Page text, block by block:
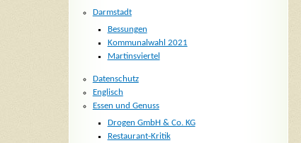
Darmstadt
Bessungen
Kommunalwahl 2021
Martinsviertel
Datenschutz
Englisch
Essen und Genuss
Drogen GmbH & Co. KG
Restaurant-Kritik